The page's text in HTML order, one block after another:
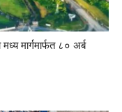
मार्गमार्फत ८० अर्ब